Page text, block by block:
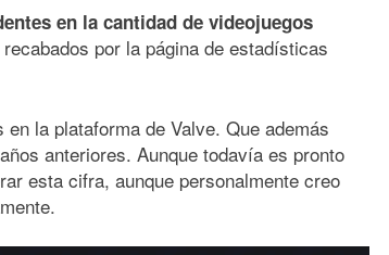
en la cantidad de videojuegos
por la página de estadísticas
en la plataforma de Valve. Que además
anteriores. Aunque todavía es pronto
esta cifra, aunque personalmente creo